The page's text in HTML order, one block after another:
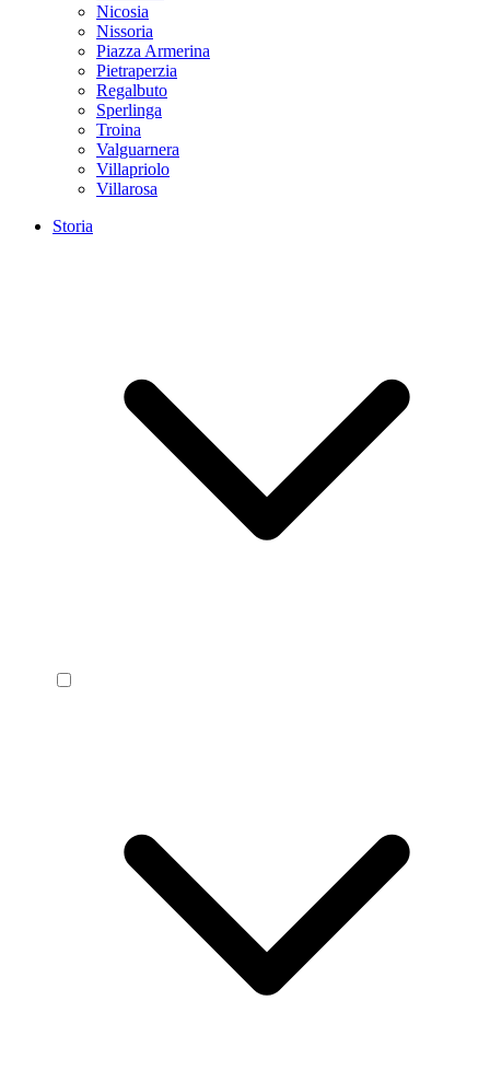
Nicosia
Nissoria
Piazza Armerina
Pietraperzia
Regalbuto
Sperlinga
Troina
Valguarnera
Villapriolo
Villarosa
Storia